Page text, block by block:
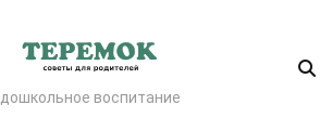
дошкольное воспитание